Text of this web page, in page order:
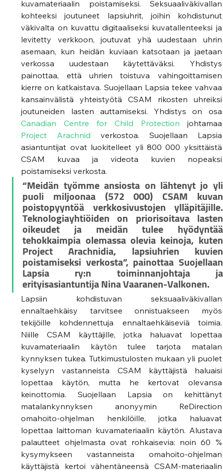
kuvamateriaalin poistamiseksi. Seksuaaliväkivallan
kohteeksi joutuneet lapsiuhrit, joihin kohdistunut
väkivalta on kuvattu digitaaliseksi kuvatallenteeksi ja
levitetty verkkoon, joutuvat yhä uudestaan uhrin
asemaan, kun heidän kuviaan katsotaan ja jaetaan
verkossa uudestaan käytettäväksi. Yhdistys
painottaa, että uhrien toistuva vahingoittamisen
kierre on katkaistava. Suojellaan Lapsia tekee vahvaa
kansainvälistä yhteistyötä CSAM rikosten uhreiksi
Canadian Centre for Child Protection
Project Arachnid verkostoa. Suojellaan Lapsia
asiantuntijat ovat luokitelleet yli 800 000 yksittäistä
CSAM kuvaa ja videota kuvien nopeaksi
poistamiseksi verkosta.
“Meidän työmme ansiosta on lähtenyt jo yli
puoli miljoonaa (572 000) CSAM kuvan
poistopyyntöä verkkosivustojen ylläpitäjille.
Teknologiayhtiöiden on priorisoitava lasten
oikeudet ja meidän tulee hyödyntää
tehokkaimpia olemassa olevia keinoja, kuten
Project Arachnidia, lapsiuhrien kuvien
poistamiseksi verkosta”, painottaa Suojellaan
Lapsia ry:n toiminnanjohtaja ja
erityisasiantuntija Nina Vaaranen-Valkonen.
Lapsiin kohdistuvan seksuaaliväkivallan
ennaltaehkäisy tarvitsee onnistuakseen myös
tekijöille kohdennettuja ennaltaehkäiseviä toimia.
Niille CSAM käyttäjille, jotka haluavat lopettaa
kuvamateriaalin käytön tulee tarjota matalan
kynnyksen tukea. Tutkimustulosten mukaan yli puolet
kyselyyn vastanneista CSAM käyttäjistä haluaisi
lopettaa käytön, mutta he kertovat olevansa
keinottomia. Suojellaan Lapsia on kehittänyt
matalankynnyksen anonyymin ReDirection
omahoito-ohjelman henkilöille, jotka haluavat
lopettaa laittoman kuvamateriaalin käytön. Alustava
palautteet ohjelmasta ovat rohkaisevia: noin 60 %
kysymykseen vastanneista omahoito-ohjelman
käyttäjistä kertoi vähentäneensä CSAM-materiaalin